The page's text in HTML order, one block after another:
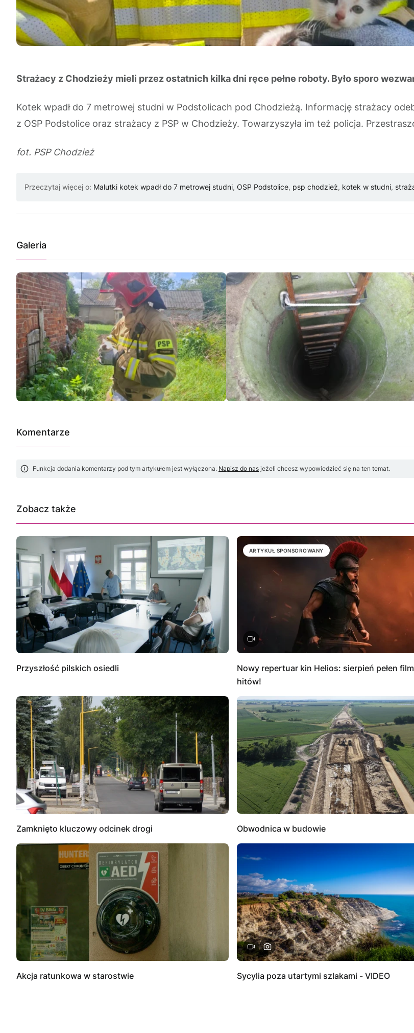
Strażacy z Chodzieży mieli przez ostatnich kilka dni ręce pełne roboty. Było sporo
Kotek wpadł do 7 metrowej studni w Podstolicach pod Chodzieżą. Informację strażacy
z OSP Podstolice oraz strażacy z PSP w Chodzieży. Towarzyszyła im też policja.
fot. PSP Chodzież
Przeczytaj więcej o: Malutki kotek wpadł do 7 metrowej studni, OSP Podstolice, psp chodzież, kotek w studni,
Galeria
Komentarze
Funkcja dodania komentarzy pod tym artykułem jest wyłączona. Napisz do nas jeżeli chcesz wypowiedzieć się na ten temat.
Zobacz także
Przyszłość pilskich osiedli
ARTYKUŁ SPONSOROWANY
Nowy repertuar kin Helios: sierpień pełen
hitów!
Zamknięto kluczowy odcinek drogi Obwodnica w budowie
Akcja ratunkowa w starostwie Sycylia poza utartymi szlakami - VIDEO